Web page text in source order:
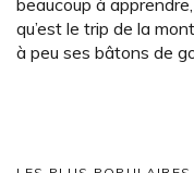
beaucoup à
qu’est le trip de la
à peu ses bâtons de